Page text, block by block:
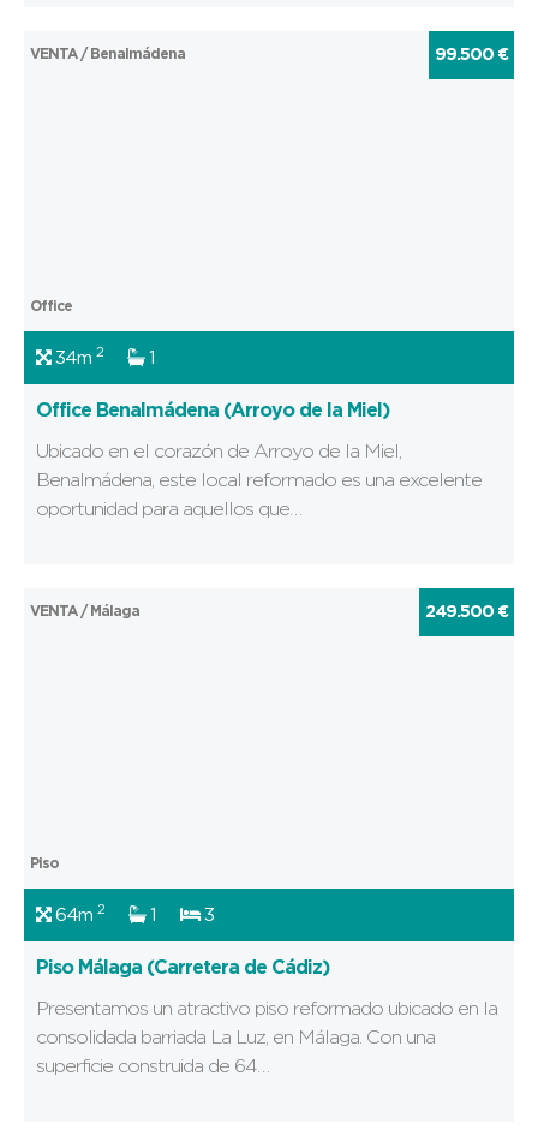
VENTA / Benalmádena 99.500 €
Office
34m 2 1
Office Benalmádena (Arroyo de la Miel)
Ubicado en el corazón de Arroyo de la Miel,
Benalmádena, este local reformado es una excelente
oportunidad para aquellos que…
VENTA / Málaga 249.500 €
Piso
64m 2 1 3
Piso Málaga (Carretera de Cádiz)
Presentamos un atractivo piso reformado ubicado en la
consolidada barriada La Luz, en Málaga. Con una
superficie construida de 64…